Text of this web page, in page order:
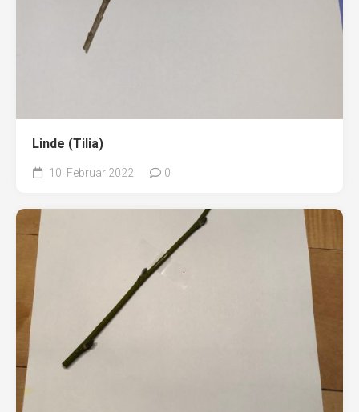
Linde (Tilia)
10. Februar 2022 0